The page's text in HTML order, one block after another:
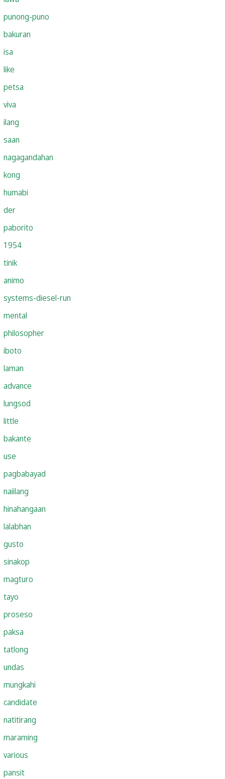
punong-puno
bakuran
isa
like
petsa
viva
ilang
saan
nagagandahan
kong
humabi
der
paborito
1954
tinik
animo
systems-diesel-run
mental
philosopher
iboto
laman
advance
lungsod
little
bakante
use
pagbabayad
naiilang
hinahangaan
lalabhan
gusto
sinakop
magturo
tayo
proseso
paksa
tatlong
undas
mungkahi
candidate
natitirang
maraming
various
pansit